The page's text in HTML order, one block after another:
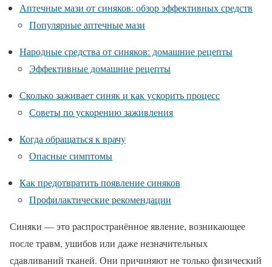
Аптечные мази от синяков: обзор эффективных средств
Популярные аптечные мази
Народные средства от синяков: домашние рецепты
Эффективные домашние рецепты
Сколько заживает синяк и как ускорить процесс
Советы по ускорению заживления
Когда обращаться к врачу
Опасные симптомы
Как предотвратить появление синяков
Профилактические рекомендации
Синяки — это распространённое явление, возникающее
после травм, ушибов или даже незначительных
сдавливаний тканей. Они причиняют не только физический